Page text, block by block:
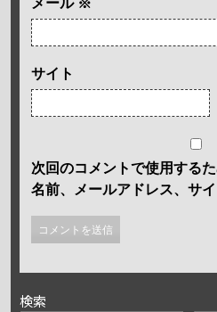
メール ※
サイト
次回のコメントで使用する
名前、メールアドレス、サイ
検索